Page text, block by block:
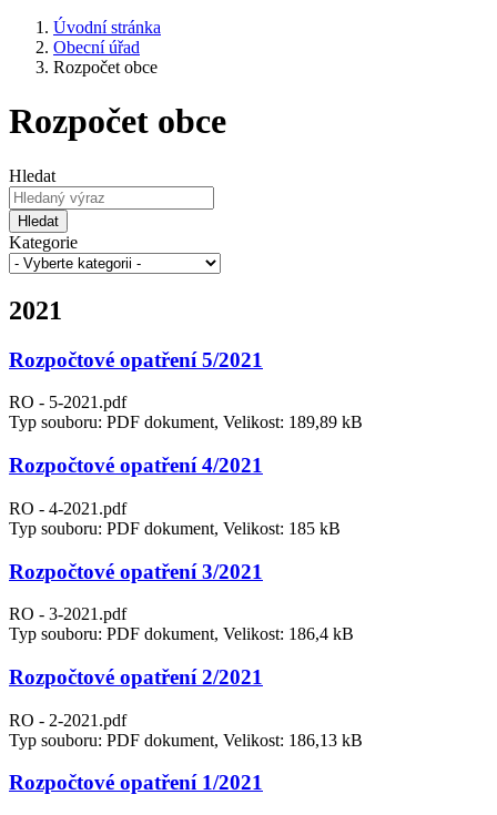
Úvodní stránka
Obecní úřad
Rozpočet obce
Rozpočet obce
Hledat
Hledat
Kategorie
2021
Rozpočtové opatření 5/2021
RO - 5-2021.pdf
Typ souboru: PDF dokument, Velikost: 189,89 kB
Rozpočtové opatření 4/2021
RO - 4-2021.pdf
Typ souboru: PDF dokument, Velikost: 185 kB
Rozpočtové opatření 3/2021
RO - 3-2021.pdf
Typ souboru: PDF dokument, Velikost: 186,4 kB
Rozpočtové opatření 2/2021
RO - 2-2021.pdf
Typ souboru: PDF dokument, Velikost: 186,13 kB
Rozpočtové opatření 1/2021